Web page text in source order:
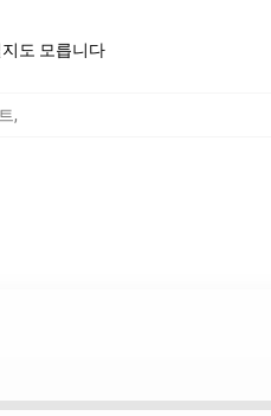
도 모릅니다
,